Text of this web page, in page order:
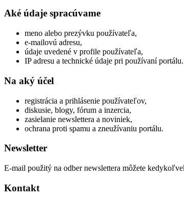
Aké údaje spracúvame
meno alebo prezývku používateľa,
e-mailovú adresu,
údaje uvedené v profile používateľa,
IP adresu a technické údaje pri používaní portálu.
Na aký účel
registrácia a prihlásenie používateľov,
diskusie, blogy, fórum a inzercia,
zasielanie newslettera a noviniek,
ochrana proti spamu a zneužívaniu portálu.
Newsletter
E-mail použitý na odber newslettera môžete
Kontakt